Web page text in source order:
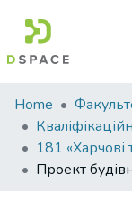
Communities
&
Collections
All of DSpace
Home